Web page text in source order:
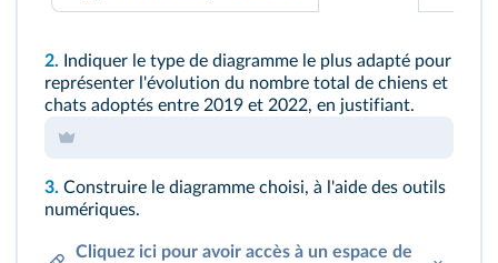
2.
Indiquer le type de diagramme le plus adapté pour
représenter l'évolution du nombre total de chiens et
chats adoptés entre 2019 et 2022, en justifiant.
3. Construire le diagramme choisi, à l'aide des outils
numériques.
Cliquez ici pour avoir accès à un espace de